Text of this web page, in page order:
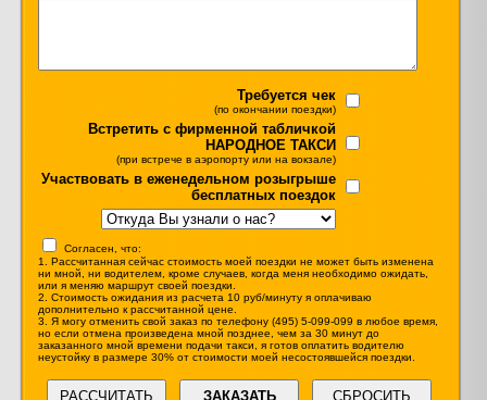
Требуется чек
(по окончании поездки)
Встретить с фирменной табличкой
НАРОДНОЕ ТАКСИ
(при встрече в аэропорту или на вокзале)
Участвовать в еженедельном розыгрыше
бесплатных поездок
Согласен, что:
1. Рассчитанная сейчас стоимость моей поездки не может быть изменена
ни мной, ни водителем, кроме случаев, когда меня необходимо ожидать,
или я меняю маршрут своей поездки.
2. Стоимость ожидания из расчета 10 руб/минуту я оплачиваю
дополнительно к рассчитанной цене.
3. Я могу отменить свой заказ по телефону (495) 5-099-099 в любое время,
но если отмена произведена мной позднее, чем за 30 минут до
заказанного мной времени подачи такси, я готов оплатить водителю
неустойку в размере 30% от стоимости моей несостоявшейся поездки.